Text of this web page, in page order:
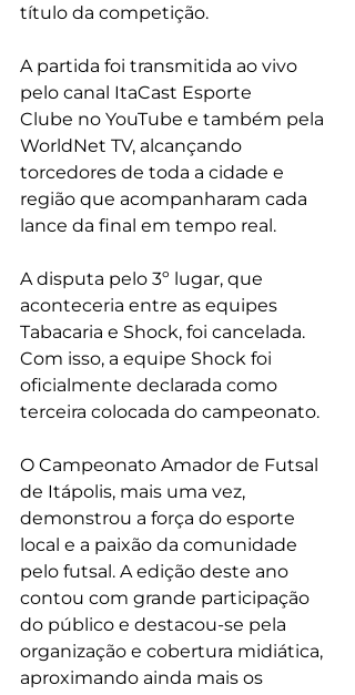
título da competição.
A partida foi transmitida ao vivo
pelo canal ItaCast Esporte
Clube no YouTube e também pela
WorldNet TV, alcançando
torcedores de toda a cidade e
região que acompanharam cada
lance da final em tempo real.
A disputa pelo 3º lugar, que
aconteceria entre as equipes
Tabacaria e Shock, foi cancelada.
Com isso, a equipe Shock foi
oficialmente declarada como
terceira colocada do campeonato.
O Campeonato Amador de Futsal
de Itápolis, mais uma vez,
demonstrou a força do esporte
local e a paixão da comunidade
pelo futsal. A edição deste ano
contou com grande participação
do público e destacou-se pela
organização e cobertura midiática,
aproximando ainda mais os